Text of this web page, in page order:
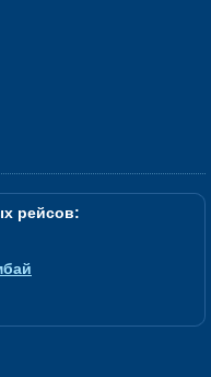
рейсов: